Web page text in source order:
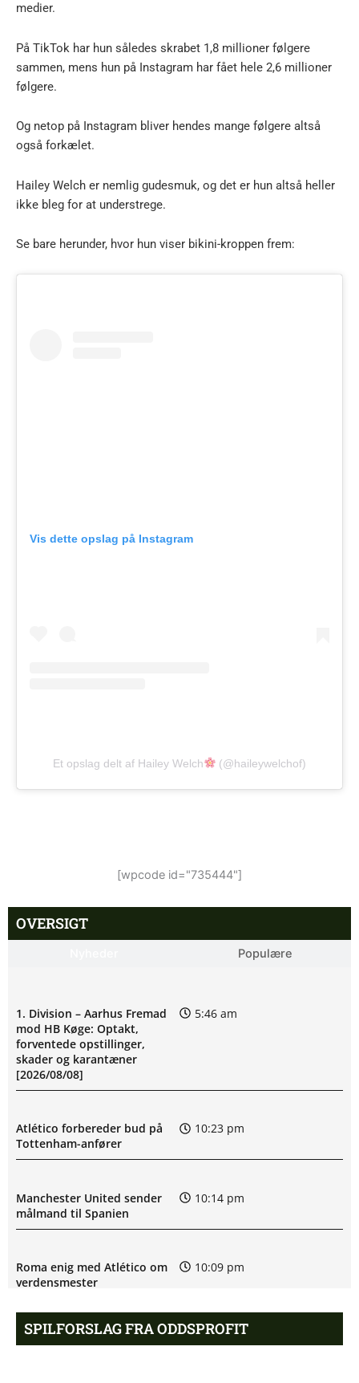
medier.
På TikTok har hun således skrabet 1,8 millioner følgere
sammen, mens hun på Instagram har fået hele 2,6 millioner
følgere.
Og netop på Instagram bliver hendes mange følgere altså
også forkælet.
Hailey Welch er nemlig gudesmuk, og det er hun altså heller
ikke bleg for at understrege.
Se bare herunder, hvor hun viser bikini-kroppen frem:
Vis dette opslag på Instagram
Et opslag delt af Hailey Welch (@haileywelchof)
[wpcode id="735444"]
OVERSIGT
Populære
1. Division – Aarhus Fremad
mod HB Køge: Optakt,
forventede opstillinger,
skader og karantæner
[2026/08/08]
5:46 am
Atlético forbereder bud på
Tottenham-anfører
10:23 pm
Manchester United sender
målmand til Spanien
10:14 pm
Roma enig med Atlético om
verdensmester
10:09 pm
Chelsea sælger Chalobah til
10:06 pm
SPILFORSLAG FRA ODDSPROFIT